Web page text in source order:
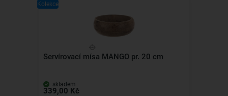
Kolekce
Servírovací mísa MANGO pr. 20 cm
skladem
339,00 Kč